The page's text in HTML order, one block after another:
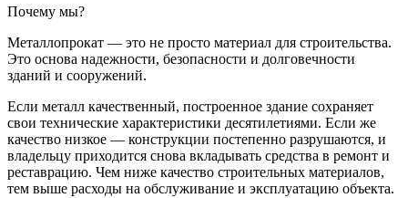
Почему мы?
Металлопрокат — это не просто материал для строительства.
Это основа надежности, безопасности и долговечности
зданий и сооружений.
Если металл качественный, построенное здание сохраняет
свои технические характеристики десятилетиями. Если же
качество низкое — конструкции постепенно разрушаются, и
владельцу приходится снова вкладывать средства в ремонт и
реставрацию. Чем ниже качество строительных материалов,
тем выше расходы на обслуживание и эксплуатацию объекта.